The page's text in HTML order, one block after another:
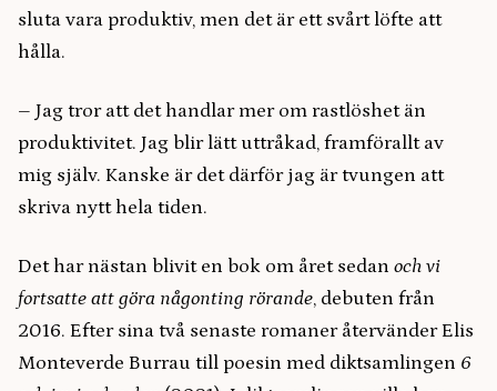
sluta vara produktiv, men det är ett svårt löfte att
hålla.
– Jag tror att det handlar mer om rastlöshet än
produktivitet. Jag blir lätt uttråkad, framförallt av
mig själv. Kanske är det därför jag är tvungen att
skriva nytt hela tiden.
Det har nästan blivit en bok om året sedan och vi
fortsatte att göra någonting rörande, debuten från
2016. Efter sina två senaste romaner återvänder Elis
Monteverde Burrau till poesin med diktsamlingen 6